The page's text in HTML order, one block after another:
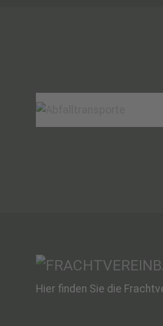
Hier finden Sie die